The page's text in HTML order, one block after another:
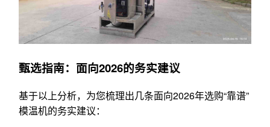
甄选指南：面向2026的务实建议
基于以上分析，为您梳理出几条面向2026年选购“靠谱”
模温机的务实建议：